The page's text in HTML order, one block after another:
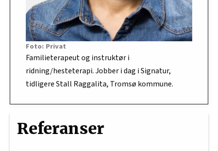
Privat
Familieterapeut og instruktør i
ridning/hesteterapi. Jobber i dag i Signatur,
tidligere Stall Raggalita, Tromsø kommune.
Referanser